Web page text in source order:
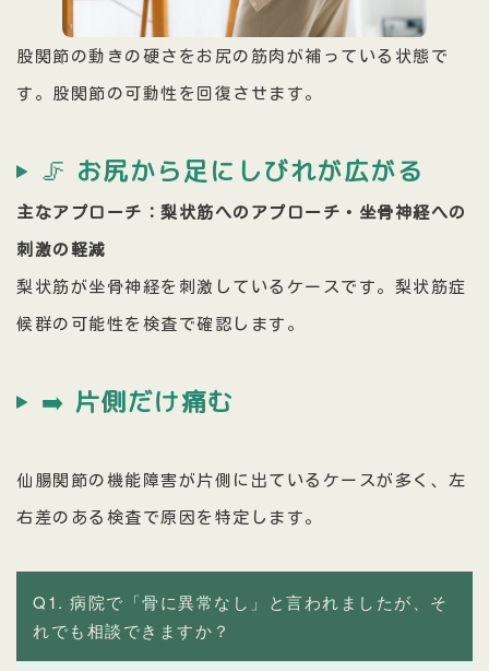
股関節の動きの硬さをお尻の筋肉が補っている状態で
す。股関節の可動性を回復させます。
🦵 お尻から足にしびれが広がる
主なアプローチ：梨状筋へのアプローチ・坐骨神経への
刺激の軽減
梨状筋が坐骨神経を刺激しているケースです。梨状筋症
候群の可能性を検査で確認します。
➡️ 片側だけ痛む
仙腸関節の機能障害が片側に出ているケースが多く、左
右差のある検査で原因を特定します。
Q1. 病院で「骨に異常なし」と言われましたが、そ
れでも相談できますか？